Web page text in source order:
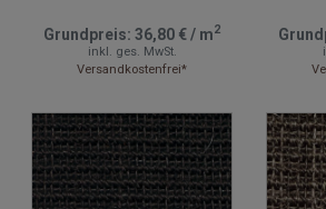
Grundpreis: 36,80 €/ m2
inkl. ges. MwSt.
Versandkostenfrei*